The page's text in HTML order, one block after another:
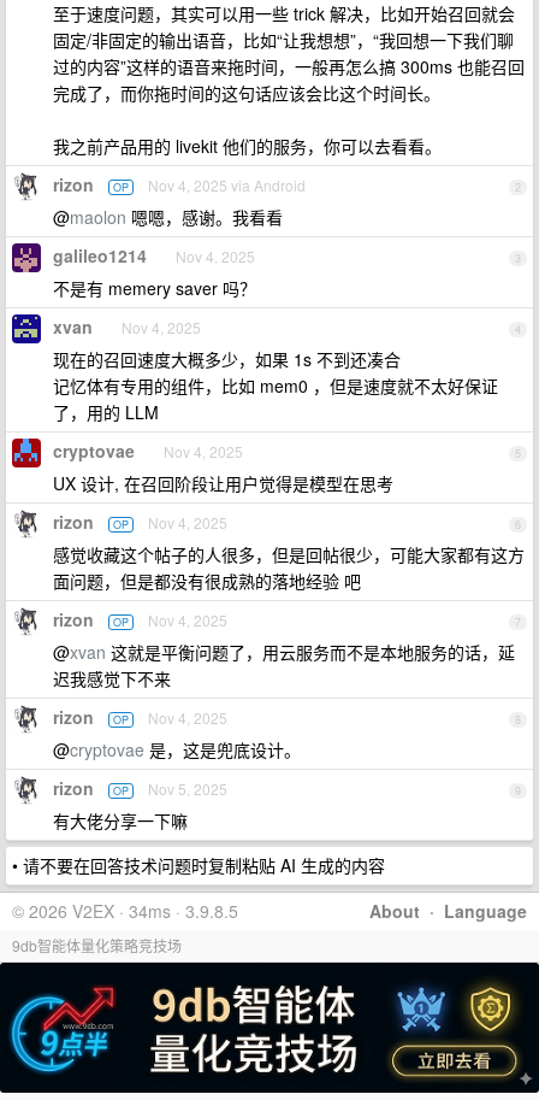
至于速度问题，其实可以用一些 trick 解决，比如开始召回就会
固定/非固定的输出语音，比如“让我想想”，“我回想一下我们聊
过的内容”这样的语音来拖时间，一般再怎么搞 300ms 也能召回
完成了，而你拖时间的这句话应该会比这个时间长。
我之前产品用的 livekit 他们的服务，你可以去看看。
2
rizon OP Nov 4, 2025 via Android
@maolon 嗯嗯，感谢。我看看
3
galileo1214 Nov 4, 2025
不是有 memery saver 吗？
4
xvan Nov 4, 2025
现在的召回速度大概多少，如果 1s 不到还凑合
记忆体有专用的组件，比如 mem0 ，但是速度就不太好保证
了，用的 LLM
5
cryptovae Nov 4, 2025
UX 设计, 在召回阶段让用户觉得是模型在思考
6
rizon OP Nov 4, 2025
感觉收藏这个帖子的人很多，但是回帖很少，可能大家都有这方
面问题，但是都没有很成熟的落地经验 吧
7
rizon OP Nov 4, 2025
@xvan 这就是平衡问题了，用云服务而不是本地服务的话，延
迟我感觉下不来
8
rizon OP Nov 4, 2025
@cryptovae 是，这是兜底设计。
9
rizon OP Nov 5, 2025
有大佬分享一下嘛
• 请不要在回答技术问题时复制粘贴 AI 生成的内容
About · Language
© 2026 V2EX · 34ms · 3.9.8.5
9db智能体量化策略竞技场